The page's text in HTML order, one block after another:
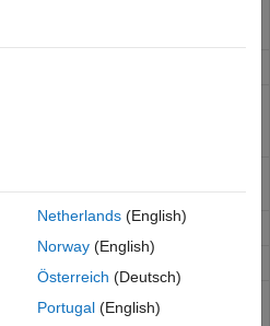
ター
電気システムの理想的な変圧器
するための電気要素
Netherlands(English)
Norway(English)
Österreich (Deutsch)
Portugal(English)